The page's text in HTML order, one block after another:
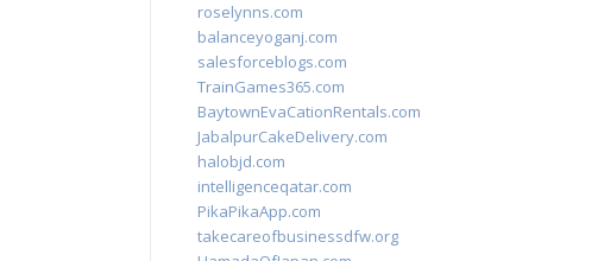
roselynns.com
balanceyoganj.com
salesforceblogs.com
TrainGames365.com
BaytownEvaCationRentals.com
JabalpurCakeDelivery.com
halobjd.com
intelligenceqatar.com
PikaPikaApp.com
takecareofbusinessdfw.org